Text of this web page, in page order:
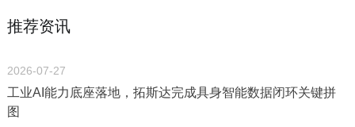
推荐资讯
2026-07-27
工业AI能力底座落地，拓斯达完成具身智能数据闭环关键拼
图